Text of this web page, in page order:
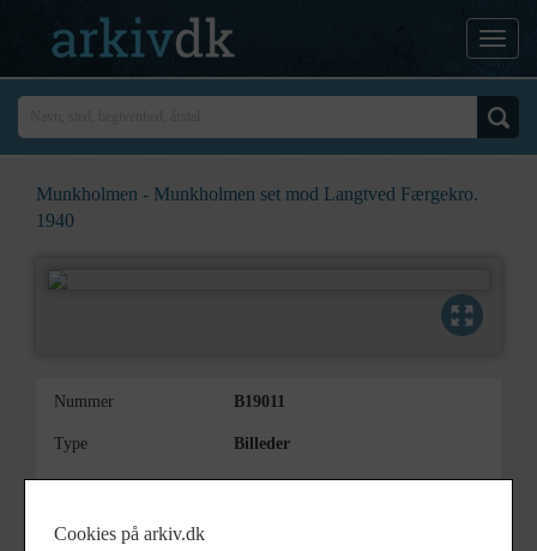
Munkholmen - Munkholmen set mod Langtved Færgekro.
1940
Nummer B19011
Type Billeder
Beskrivelse
Munkholmen set mod Langtved
Cookies på arkiv.dk